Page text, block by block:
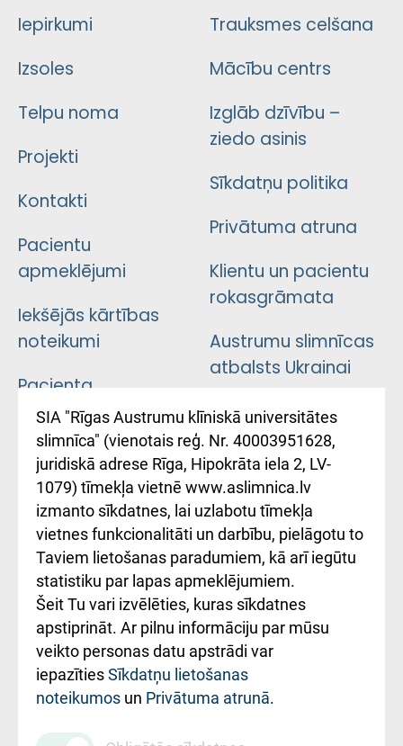
Iepirkumi
Izsoles
Telpu noma
Projekti
Kontakti
Pacientu
apmeklējumi
Iekšējās kārtības
noteikumi
Pacienta
atsauksmju/sūdzību
iesniegšanas
kārtība
Kā pie mums nokļūt
Rēķinu apmaksas
ceļvedis
Rekvizīti un
ārstniecības
iestādes kods
010000234
Trauksmes celšana
Mācību centrs
Izglāb dzīvību –
ziedo asinis
Sīkdatņu politika
Privātuma atruna
Klientu un pacientu
rokasgrāmata
Austrumu slimnīcas
atbalsts Ukrainai
Підтримка Східної
лікарні та співпраця з
Україною
SIA "Rīgas Austrumu klīniskā universitātes
slimnīca" (vienotais reģ. Nr. 40003951628,
juridiskā adrese Rīga, Hipokrāta iela 2, LV-
1079) tīmekļa vietnē www.aslimnica.lv
izmanto sīkdatnes, lai uzlabotu tīmekļa
vietnes funkcionalitāti un darbību, pielāgotu to
Taviem lietošanas paradumiem, kā arī iegūtu
statistiku par lapas apmeklējumiem.
Šeit Tu vari izvēlēties, kuras sīkdatnes
apstiprināt. Ar pilnu informāciju par mūsu
veikto personas datu apstrādi var
iepazītiesSīkdatņu lietošanas
noteikumos un Privātuma atrunā.